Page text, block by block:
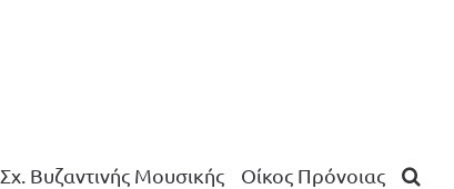
Σχ. Βυζαντινής Μουσικής Οίκος Πρόνοιας